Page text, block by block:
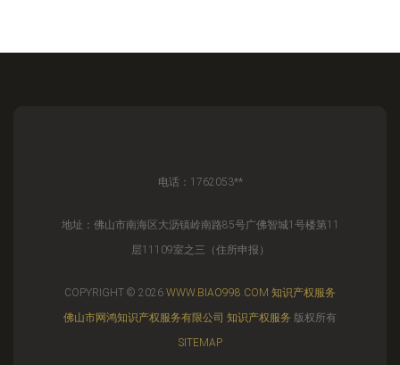
电话：1762053**
地址：佛山市南海区大沥镇岭南路85号广佛智城1号楼第11
层11109室之三（住所申报）
COPYRIGHT © 2026 WWW.BIAO998.COM 知识产权服务
佛山市网鸿知识产权服务有限公司 知识产权服务 版权所有
SITEMAP